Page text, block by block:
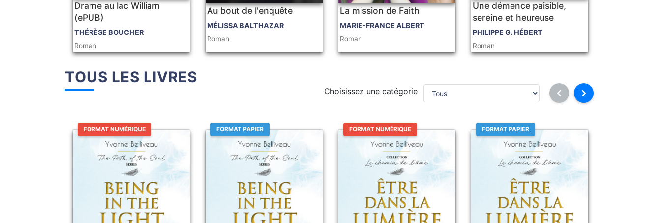
Drame au lac William
(ePUB)
THÉRÈSE BOUCHER
Roman
Au bout de l'enquête
MÉLISSA BALTHAZAR
Roman
La mission de Faith
MARIE-FRANCE ALBERT
Roman
Une démence paisible,
sereine et heureuse
PHILIPPE G. HÉBERT
Roman
TOUS LES LIVRES
Choisissez une catégorie
FORMAT NUMÉRIQUE FORMAT PAPIER FORMAT NUMÉRIQUE FORMAT PAPIER